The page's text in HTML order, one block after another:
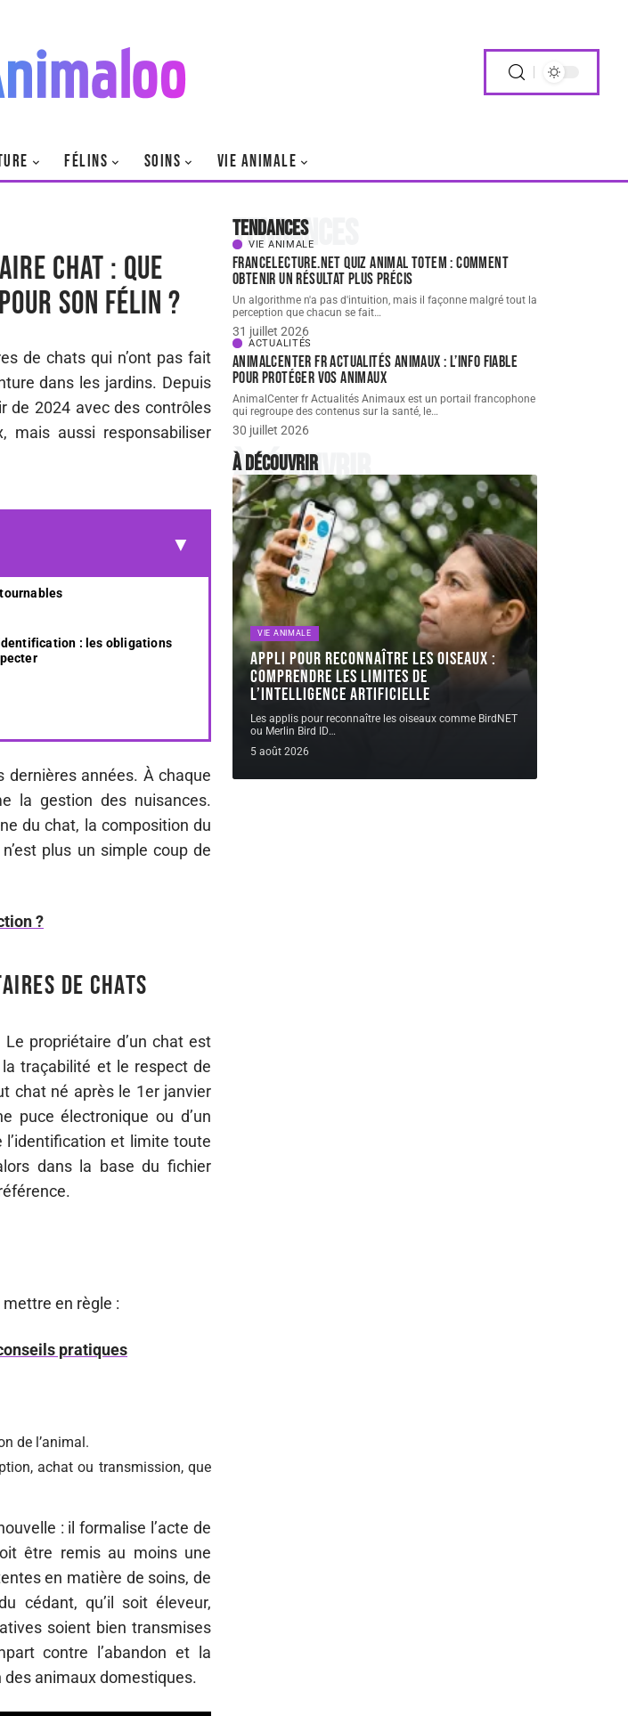
FÉLINS SOINS VIE ANIMALE
chat : que
son félin ?
de chats qui n’ont pas fait
dans les jardins. Depuis
de 2024 avec des contrôles
mais aussi responsabiliser
: les obligations
dernières années. À chaque
la gestion des nuisances.
du chat, la composition du
plus un simple coup de
?
de chats
propriétaire d’un chat est
traçabilité et le respect de
chat né après le 1er janvier
puce électronique ou d’un
et limite toute
dans la base du fichier
en règle :
pratiques
de l’animal.
achat ou transmission, que
: il formalise l’acte de
être remis au moins une
en matière de soins, de
cédant, qu’il soit éleveur,
soient bien transmises
contre l’abandon et la
animaux domestiques.
Tendances
Tendances
VIE ANIMALE
FranceLecture.net quiz animal totem : comment
obtenir un résultat plus précis
Un algorithme n'a pas d'intuition, mais il façonne malgré tout la
perception que chacun se fait…
31 juillet 2026
ACTUALITÉS
AnimalCenter fr Actualités Animaux : l’info fiable
pour protéger vos animaux
AnimalCenter fr Actualités Animaux est un portail francophone
qui regroupe des contenus sur la santé, le…
30 juillet 2026
À découvrir
À découvrir
VIE ANIMALE
Appli pour reconnaître les oiseaux :
comprendre les limites de
l’intelligence artificielle
Les applis pour reconnaître les oiseaux comme BirdNET
ou Merlin Bird ID…
5 août 2026